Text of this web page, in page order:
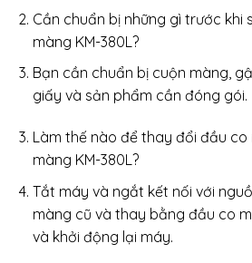
Cần chuẩn bị những gì trước khi
màng KM-380L?
Bạn cần chuẩn bị cuộn màng,
giấy và sản phẩm cần đóng gói.
Làm thế nào để thay đổi đầu
màng KM-380L?
Tắt máy và ngắt kết nối với
màng cũ và thay bằng đầu co
và khởi động lại máy.